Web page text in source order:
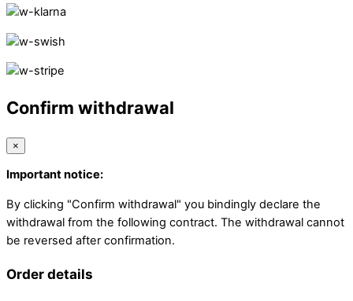
Confirm withdrawal
×
Important notice:
By clicking "Confirm withdrawal" you bindingly declare the
withdrawal from the following contract. The withdrawal cannot
be reversed after confirmation.
Order details